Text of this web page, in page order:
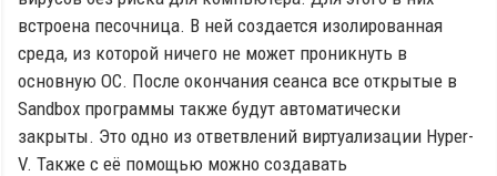
встроена песочница. В ней создается изолированная
среда, из которой ничего не может проникнуть в
основную ОС. После окончания сеанса все открытые в
Sandbox программы также будут автоматически
закрыты. Это одно из ответвлений виртуализации Hyper-
V. Также с её помощью можно создавать